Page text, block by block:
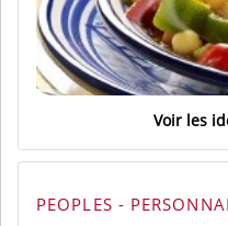
Voir les
PEOPLES -